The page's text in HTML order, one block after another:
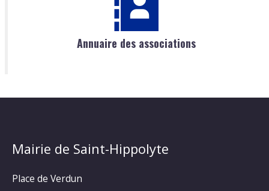
Annuaire des associations
Mairie de Saint-Hippolyte
Place de Verdun